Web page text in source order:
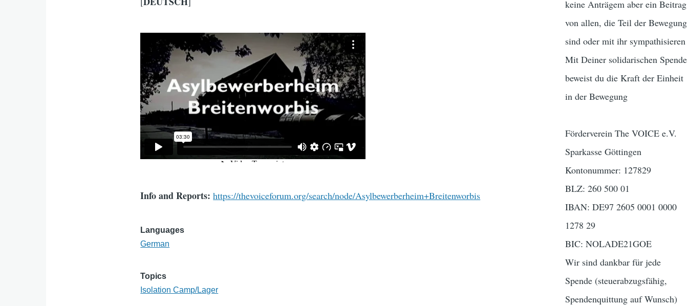
Info and Reports: https://thevoiceforum.org/search/node/Asylbewerberheim+Breitenworbis
Languages
German
Topics
Isolation Camp/Lager
keine Anträgem aber ein Beitrag
von allen, die Teil der Bewegung
sind oder mit ihr sympathisieren
Mit Deiner solidarischen Spende
beweist du die Kraft der Einheit
in der Bewegung
Förderverein The VOICE e.V.
Sparkasse Göttingen
Kontonummer: 127829
BLZ: 260 500 01
IBAN: DE97 2605 0001 0000
1278 29
BIC: NOLADE21GOE
Wir sind dankbar für jede
Spende (steuerabzugsfähig,
Spendenquittung auf Wunsch)